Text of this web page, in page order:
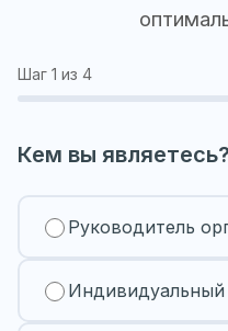
Шаг 1 из 4
Кем вы являетесь?
Руководитель